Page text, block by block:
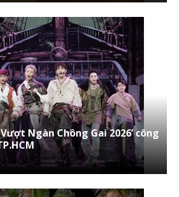
Ngàn Chông Gai 2026’ công